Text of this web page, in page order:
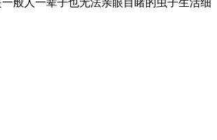
般人一辈子也无法亲眼目睹的虫子生活细